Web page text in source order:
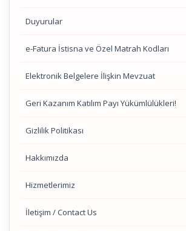
Duyurular
e-Fatura İstisna ve Özel Matrah Kodları
Elektronik Belgelere İlişkin Mevzuat
Geri Kazanım Katılım Payı Yükümlülükleri!
Gizlilik Politikası
Hakkımızda
Hizmetlerimiz
İletişim / Contact Us